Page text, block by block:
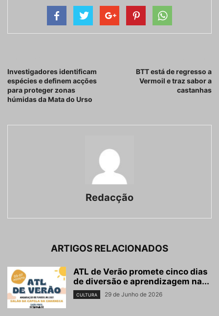
Investigadores identificam
espécies e definem acções
para proteger zonas
húmidas da Mata do Urso
BTT está de regresso a
Vermoil e traz sabor a
castanhas
Redacção
ARTIGOS RELACIONADOS
ATL de Verão promete cinco dias
de diversão e aprendizagem na...
CULTURA 29 de Junho de 2026